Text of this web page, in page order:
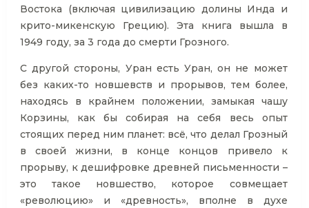
Востока (включая цивилизацию долины Инда и
крито-микенскую Грецию). Эта книга вышла в
1949 году, за 3 года до смерти Грозного.
С другой стороны, Уран есть Уран, он не может
без каких-то новшевств и прорывов, тем более,
находясь в крайнем положении, замыкая чашу
Корзины, как бы собирая на себя весь опыт
стоящих перед ним планет: всё, что делал Грозный
в своей жизни, в конце концов привело к
прорыву, к дешифровке древней письменности –
это такое новшество, которое совмещает
«революцию» и «древность», вполне в духе